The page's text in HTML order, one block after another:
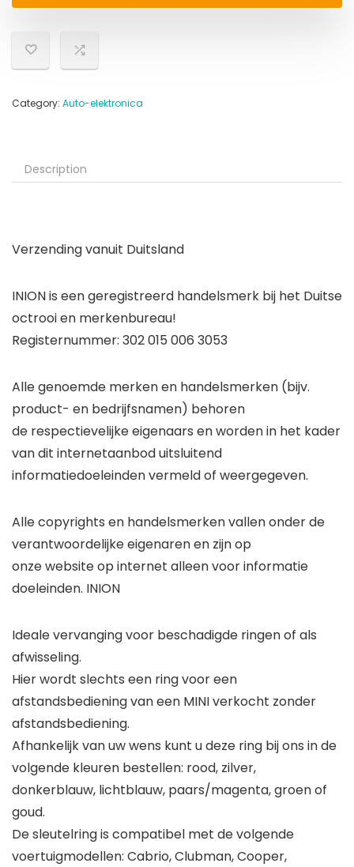
Category: Auto-elektronica
Description
Verzending vanuit Duitsland
INION is een geregistreerd handelsmerk bij het Duitse
octrooi en merkenbureau!
Registernummer: 302 015 006 3053
Alle genoemde merken en handelsmerken (bijv.
product- en bedrijfsnamen) behoren
de respectievelijke eigenaars en worden in het kader
van dit internetaanbod uitsluitend
informatiedoeleinden vermeld of weergegeven.
Alle copyrights en handelsmerken vallen onder de
verantwoordelijke eigenaren en zijn op
onze website op internet alleen voor informatie
doeleinden. INION
Ideale vervanging voor beschadigde ringen of als
afwisseling.
Hier wordt slechts een ring voor een
afstandsbediening van een MINI verkocht zonder
afstandsbediening.
Afhankelijk van uw wens kunt u deze ring bij ons in de
volgende kleuren bestellen: rood, zilver,
donkerblauw, lichtblauw, paars/magenta, groen of
goud.
De sleutelring is compatibel met de volgende
voertuigmodellen: Cabrio, Clubman, Cooper,